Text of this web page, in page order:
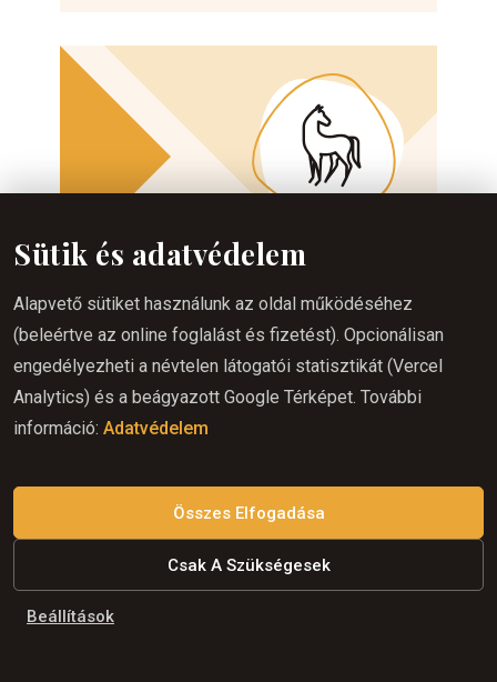
Egyéni lovastúra
Fedezze fel a Szlovák-karsztot saját
tempójában.
Az egyéni lovastúra 15 éves kortól
ajánlott azok számára, akik személyre
elképzeléseik szerint megélni. Az
Sütik és adatvédelem
Alapvető sütiket használunk az oldal működéséhez
(beleértve az online foglalást és fizetést). Opcionálisan
engedélyezheti a névtelen látogatói statisztikát (Vercel
Analytics) és a beágyazott Google Térképet. További
információ: Adatvédelem
Összes Elfogadása
Csak A Szükségesek
Beállítások